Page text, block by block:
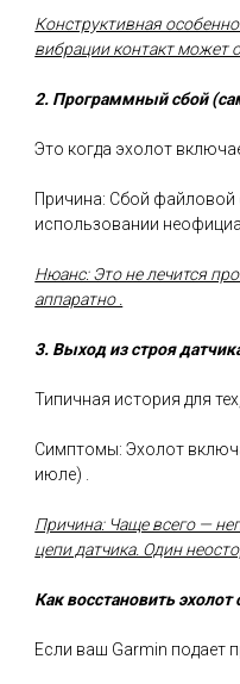
Конструктивная
вибрации контакт может
2. Программный сбой
Это когда эхолот
Причина: Сбой файловой
использовании
Нюанс: Это не лечится
аппаратно .
3. Выход из строя
Типичная история для
Симптомы: Эхолот
июле) .
Причина: Чаще всего —
цепи датчика. Один
Как восстановить
Если ваш Garmin подает